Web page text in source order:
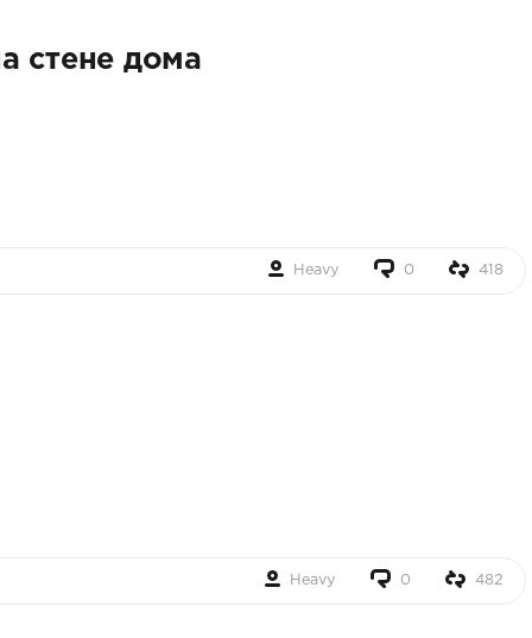
стене дома
Heavy 0 418
Heavy 0 482